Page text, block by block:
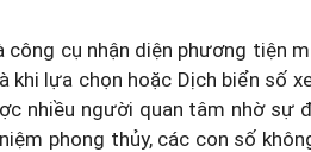
công cụ nhận diện phương tiện
khi lựa chọn hoặc Dịch biển số
nhiều người quan tâm nhờ sự
phong thủy, các con số